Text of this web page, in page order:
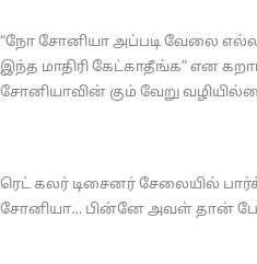
“நோ சோனியா அப்படி வேலை
இந்த மாதிரி கேட்காதீங்க” என
சோனியாவின் கும் வேறு
ரெட் கலர் டிசைனர் சேலையில்
சோனியா… பின்னே அவள் தான்